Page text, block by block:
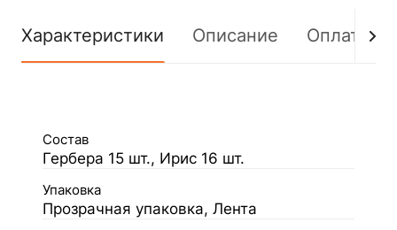
Характеристики Описание Оплата
Состав
Гербера 15 шт., Ирис 16 шт.
Упаковка
Прозрачная упаковка, Лента